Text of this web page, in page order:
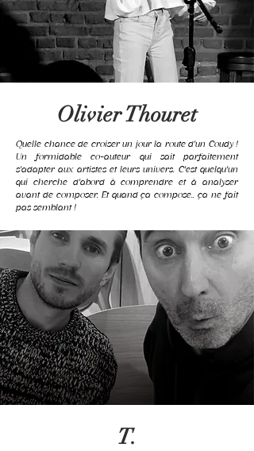
Olivier Thouret
Quelle chance de croiser un jour la route d'un Coudy !
Un formidable co-auteur qui sait parfaitement
s'adapter aux artistes et leurs univers. C'est quelqu'un
qui cherche d'abord à comprendre et à analyser
avant de composer. Et quand ça compose.. ça ne fait
pas semblant !
T.